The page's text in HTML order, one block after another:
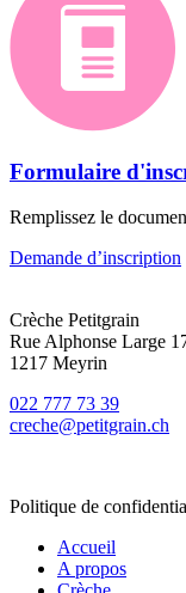
Formulaire
Remplissez le
Demande d’inscription
Crèche Petitgrain
Rue Alphonse Large
1217 Meyrin
022 777 73 39
creche@petitgrain.ch
Politique de
Accueil
A propos